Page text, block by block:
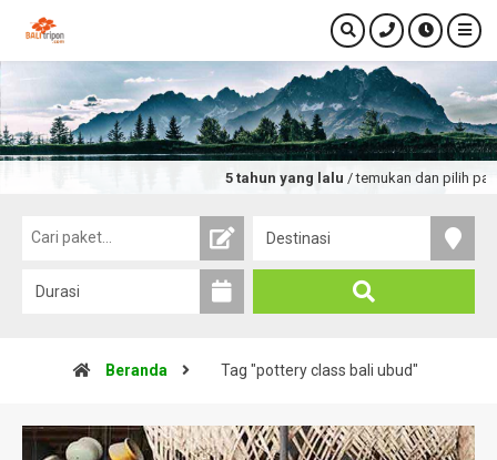
5 tahun yang lalu/ temukan dan pilih paket
Beranda Tag "pottery class bali ubud"